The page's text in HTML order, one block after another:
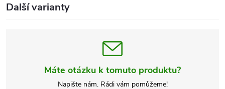
Další varianty
Máte otázku k tomuto produktu?
Napište nám. Rádi vám pomůžeme!